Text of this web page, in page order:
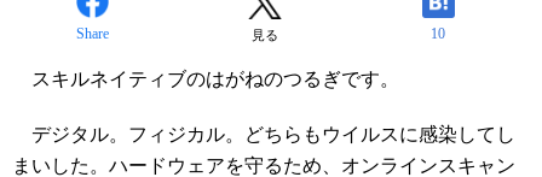
Share 見る 10
スキルネイティブのはがねのつるぎです。
デジタル。フィジカル。どちらもウイルスに感染してし
まいした。ハードウェアを守るため、オンラインスキャン